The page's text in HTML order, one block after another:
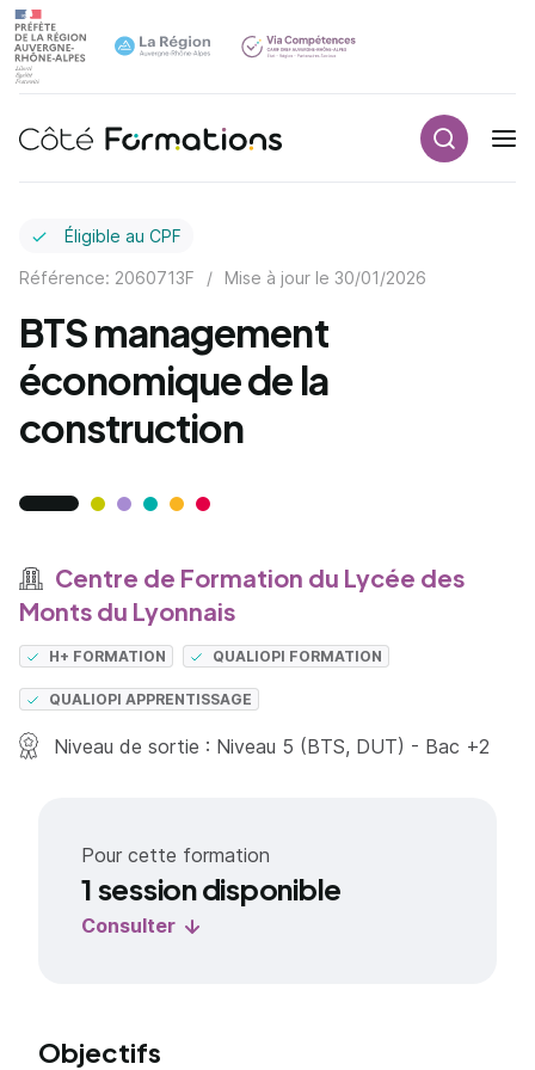
Navigation principale
Éligible au CPF
Référence: 2060713F / Mise à jour le 30/01/2026
BTS management
économique de la
construction
Centre de Formation du Lycée des
Monts du Lyonnais
H+ FORMATION QUALIOPI FORMATION
QUALIOPI APPRENTISSAGE
Niveau de sortie : Niveau 5 (BTS, DUT) - Bac +2
Pour cette formation
1 session disponible
Consulter
Objectifs